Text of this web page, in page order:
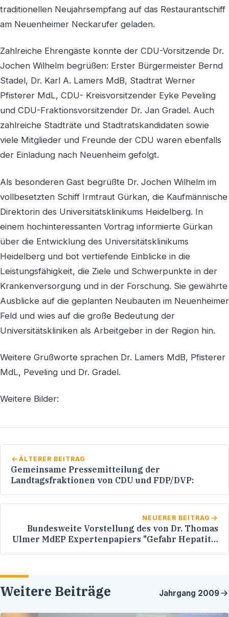
traditionellen Neujahrsempfang auf das Restaurantschiff
am Neuenheimer Neckarufer geladen.
Zahlreiche Ehrengäste konnte der CDU-Vorsitzende Dr.
Jochen Wilhelm begrüßen: Erster Bürgermeister Bernd
Stadel, Dr. Karl A. Lamers MdB, Stadtrat Werner
Pfisterer MdL, CDU- Kreisvorsitzender Eyke Peveling
und CDU-Fraktionsvorsitzender Dr. Jan Gradel. Auch
zahlreiche Stadträte und Stadtratskandidaten sowie
viele Mitglieder und Freunde der CDU waren ebenfalls
der Einladung nach Neuenheim gefolgt.
Als besonderen Gast begrüßte Dr. Jochen Wilhelm im
vollbesetzten Schiff Irmtraut Gürkan, die Kaufmännische
Direktorin des Universitätsklinikums Heidelberg. In
einem hochinteressanten Vortrag informierte Gürkan
über die Entwicklung des Universitätsklinikums
Heidelberg und bot vertiefende Einblicke in die
Leistungsfähigkeit, die Ziele und Schwerpunkte in der
Krankenversorgung und in der Forschung. Sie gewährte
Ausblicke auf die geplanten Neubauten im Neuenheimer
Feld und wies auf die große Bedeutung der
Universitätskliniken als Arbeitgeber in der Region hin.
Weitere Grußworte sprachen Dr. Lamers MdB, Pfisterer
MdL, Peveling und Dr. Gradel.
Weitere Bilder:
ÄLTERER BEITRAG
Gemeinsame Pressemitteilung der
Landtagsfraktionen von CDU und FDP/DVP:
NEUERER BEITRAG
Bundesweite Vorstellung des von Dr. Thomas
Ulmer MdEP Expertenpapiers "Gefahr Hepatitis
Weitere Beiträge Jahrgang 2009